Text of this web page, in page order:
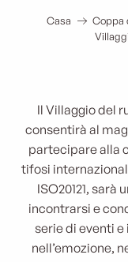
Casa
Coppa
Il Villaggio del
consentirà al
partecipare alla
tifosi
ISO20121, sarà
incontrarsi e
serie di eventi
nell’emozione,